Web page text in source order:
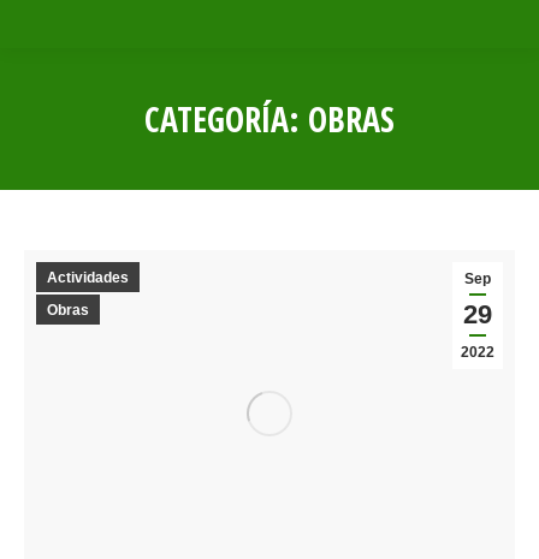
CATEGORÍA: OBRAS
Sep
29
2022
Actividades
Obras